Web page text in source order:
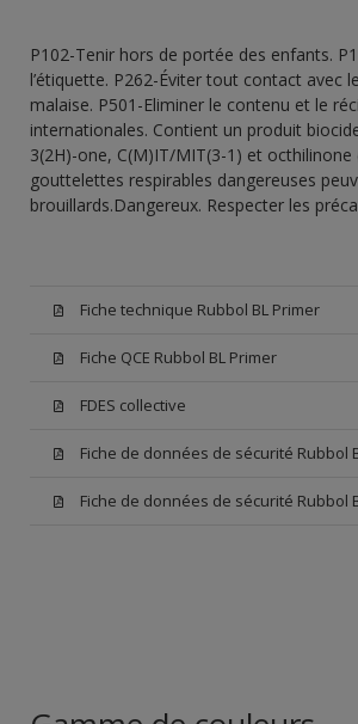
P102-Tenir hors de portée des enfants.
l’étiquette. P262-Éviter tout contact avec
malaise. P501-Eliminer le contenu et le
internationales. Contient un produit
3(2H)-one, C(M)IT/MIT(3-1) et
gouttelettes respirables dangereuses
brouillards.Dangereux. Respecter les
Fiche technique Rubbol BL Primer
Fiche QCE Rubbol BL Primer
FDES collective
Fiche de données de sécurité Rubbol
Fiche de données de sécurité Rubbol